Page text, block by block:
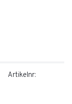
Artikelnr